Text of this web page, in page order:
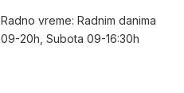
Radno vreme: Radnim danima
09-20h, Subota 09-16:30h